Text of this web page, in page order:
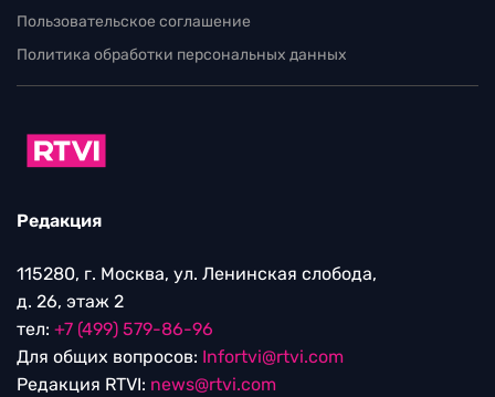
Пользовательское соглашение
Политика обработки персональных данных
Редакция
115280, г. Москва, ул. Ленинская слобода,
д. 26, этаж 2
тел: +7 (499) 579-86-96
Для общих вопросов: Infortvi@rtvi.com
Редакция RTVI: news@rtvi.com